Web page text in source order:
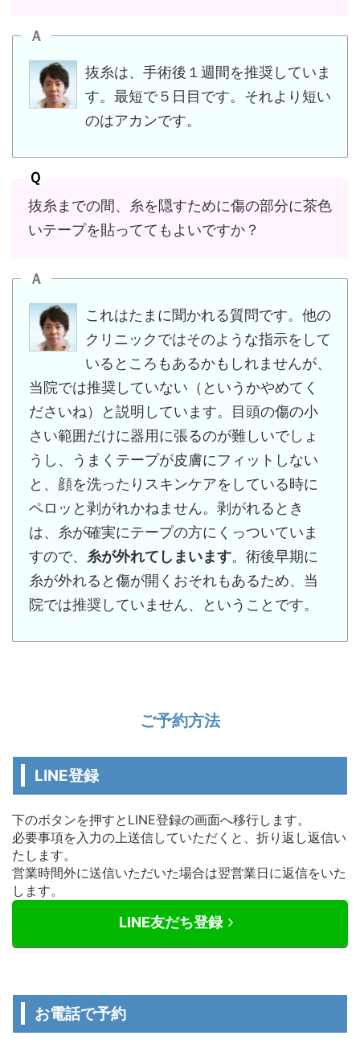
Ａ
抜糸は、手術後１週間を推奨していま
す。最短で５日目です。それより短い
のはアカンです。
Ｑ
抜糸までの間、糸を隠すために傷の部分に茶色
いテープを貼っててもよいですか？
Ａ
これはたまに聞かれる質問です。他の
クリニックではそのような指示をして
いるところもあるかもしれませんが、
当院では推奨していない（というかやめてく
ださいね）と説明しています。目頭の傷の小
さい範囲だけに器用に張るのが難しいでしょ
うし、うまくテープが皮膚にフィットしない
と、顔を洗ったりスキンケアをしている時に
ペロッと剥がれかねません。剥がれるとき
は、糸が確実にテープの方にくっついていま
すので、 糸が外れてしまいます。術後早期に
糸が外れると傷が開くおそれもあるため、当
院では推奨していません、ということです。
ご予約方法
LINE登録
下のボタンを押すとLINE登録の画面へ移行します。
必要事項を入力の上送信していただくと、折り返し返信い
たします。
営業時間外に送信いただいた場合は翌営業日に返信をいた
します。
LINE友だち登録
お電話で予約